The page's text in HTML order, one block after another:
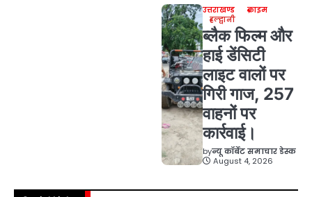
उत्तराखण्ड
क्राइम
हल्द्वानी
ब्लैक फिल्म और
हाई डेंसिटी
लाइट वालों पर
गिरी गाज, 257
वाहनों पर
कार्रवाई।
byन्यू कॉर्बेट समाचार डेस्क
August 4, 2026